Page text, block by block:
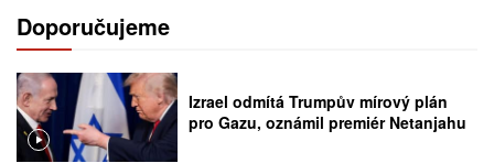
Doporučujeme
Izrael odmítá Trumpův mírový plán
pro Gazu, oznámil premiér Netanjahu